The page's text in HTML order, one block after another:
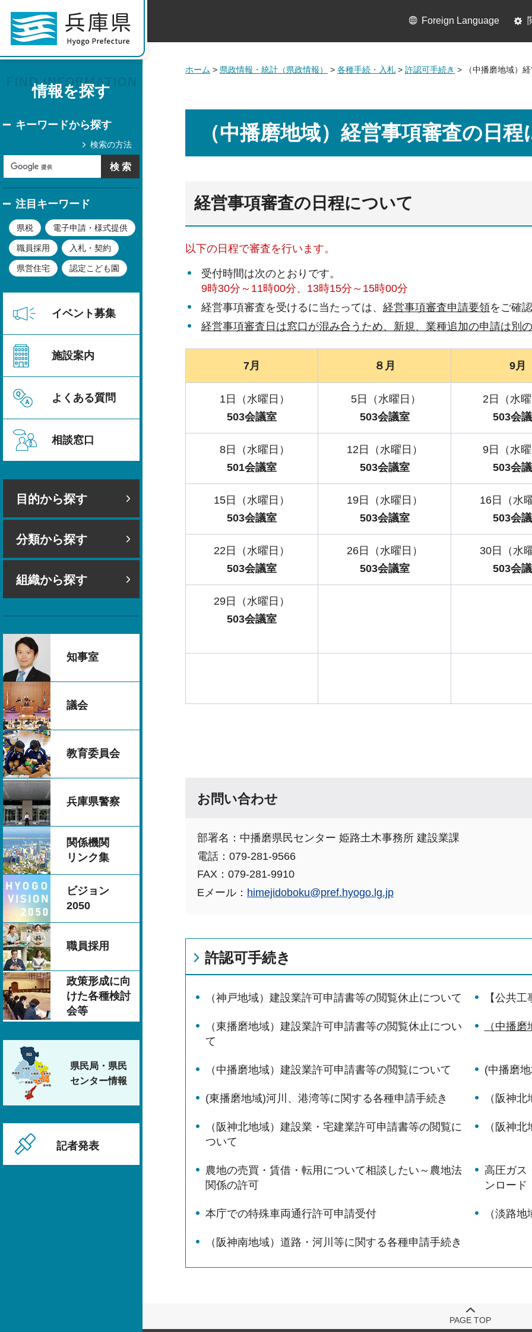
情報を探す
キーワードから探す
検索の方法
注目キーワード
県税 電子申請・様式提供
職員採用 入札・契約
県営住宅 認定こども園
イベント募集
施設案内
よくある質問
相談窓口
目的から探す
分類から探す
組織から探す
知事室
議会
教育委員会
兵庫県警察
関係機関
リンク集
ビジョン
2050
職員採用
政策形成に向
けた各種検討
会等
県民局・県民
センター情報
記者発表
Foreign Language
ホーム > 県政情報・統計（県政情報） > 各種手続・入札 > 許認可手続き > （中播磨地域）
（中播磨地域）経営事項審査の日程
経営事項審査の日程について
以下の日程で審査を行います。
受付時間は次のとおりです。
9時30分～11時00分、13時15分～15時00分
経営事項審査を受けるに当たっては、 経営事項審査申請要領をご確
経営事項審査日は窓口が混み合うため、新規、業種追加の申請は別
7月 ８月 9月
1日（水曜日）
503会議室
5日（水曜日）
503会議室
2日（水曜
503会
8日（水曜日）
501会議室
12日（水曜日）
503会議室
9日（水曜
503会
15日（水曜日）
503会議室
19日（水曜日）
503会議室
16日（水
503会
22日（水曜日）
503会議室
26日（水曜日）
503会議室
30日（水
503会
29日（水曜日）
503会議室
お問い合わせ
部署名：中播磨県民センター 姫路土木事務所 建設業課
電話：079-281-9566
FAX：079-281-9910
Eメール： himejidoboku@pref.hyogo.lg.jp
許認可手続き
（神戸地域）建設業許可申請書等の閲覧休止について 【公共
（東播磨地域）建設業許可申請書等の閲覧休止につい
て
（中播
（中播磨地域）建設業許可申請書等の閲覧について (中播磨
(東播磨地域)河川、港湾等に関する各種申請手続き （阪神
（阪神北地域）建設業・宅建業許可申請書等の閲覧に
ついて
（阪神
農地の売買・賃借・転用について相談したい～農地法
関係の許可
高圧ガス
ンロード
本庁での特殊車両通行許可申請受付 （淡路
（阪神南地域）道路・河川等に関する各種申請手続き
PAGE TOP